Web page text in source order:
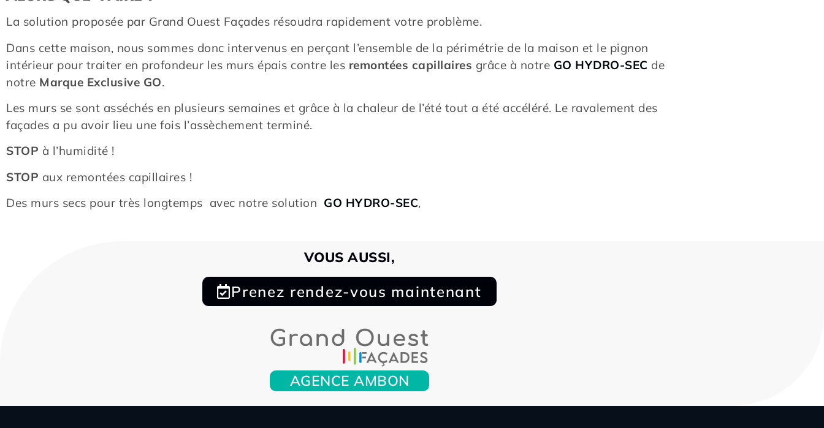
La solution proposée par Grand Ouest Façades résoudra rapidement votre problème.
Dans cette maison, nous sommes donc intervenus en perçant l’ensemble de la périmétrie de la maison et le pignon
intérieur pour traiter en profondeur les murs épais contre les remontées capillaires grâce à notre GO HYDRO-SEC de
notre Marque Exclusive GO.
Les murs se sont asséchés en plusieurs semaines et grâce à la chaleur de l’été tout a été accéléré. Le ravalement des
façades a pu avoir lieu une fois l’assèchement terminé.
STOP à l’humidité !
STOP aux remontées capillaires !
Des murs secs pour très longtemps avec notre solution GO HYDRO-SEC,
VOUS AUSSI,
Prenez rendez-vous maintenant
AGENCE AMBON